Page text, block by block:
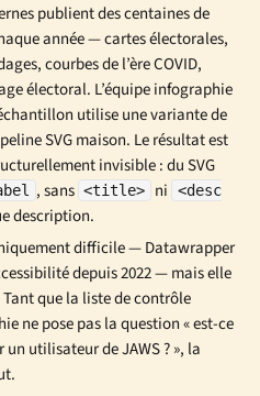
publient des centaines de
année — cartes électorales,
courbes de l’ère COVID,
électoral. L’équipe infographie
utilise une variante de
SVG maison. Le résultat est
invisible : du SVG
, sans <title> ni
<desc
description.
difficile — Datawrapper
depuis 2022 — mais elle
que la liste de contrôle
ne pose pas la question « est-ce
utilisateur de JAWS ? », la